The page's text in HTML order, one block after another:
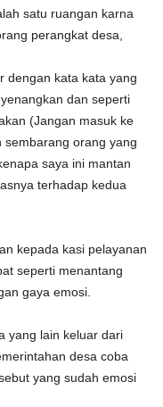
satu ruangan karna
perangkat desa,
dengan kata kata yang
dan seperti
(Jangan masuk ke
sembarang orang yang
saya ini mantan
terhadap kedua
kepada kasi pelayanan
seperti menantang
gaya emosi.
yang lain keluar dari
desa coba
yang sudah emosi